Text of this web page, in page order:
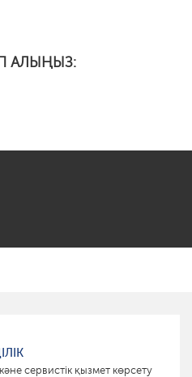
АЛЫҢЫЗ:
сервистік қызмет көрсету